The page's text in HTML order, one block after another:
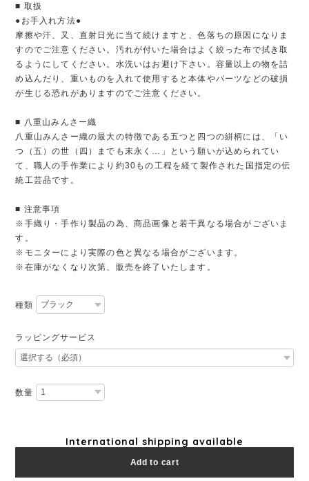
■ 取扱
●お手入れ方法●
摩擦や汗、又、直射日光に当て続けますと、色落ちの原因になりま
すのでご注意ください。汚れが付いた場合はよく絞った布で拭き取
るようにしてください。水洗いはお避け下さい。容量以上の物を詰
め込んだり、重いものを入れて使用すると本体やパーツなどの破損
が生じる恐れがありますのでご注意ください。
■ 八重山みんさー織
八重山みんさー織の最大の特徴である五つと四つの絣柄には、「い
つ（五）の世（四）までも末永く…」という願いが込められてい
て、職人の手作業により約30もの工程を経て製作された国指定の伝
統工芸品です。
■ 注意事項
※手織り・手作り製品の為、商品画像と若干異なる場合がございま
す。
※モニターにより実際の色と異なる場合がございます。
※在庫がなくなり次第、販売を終了いたします。
種類
ラッピングサービス
数量
International shipping available
Add to cart